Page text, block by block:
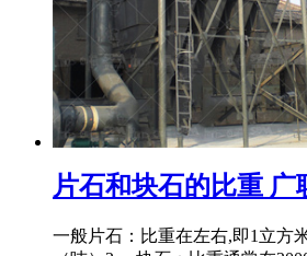
片石和块石的比重 广
一般片石：比重在左右,即1立方